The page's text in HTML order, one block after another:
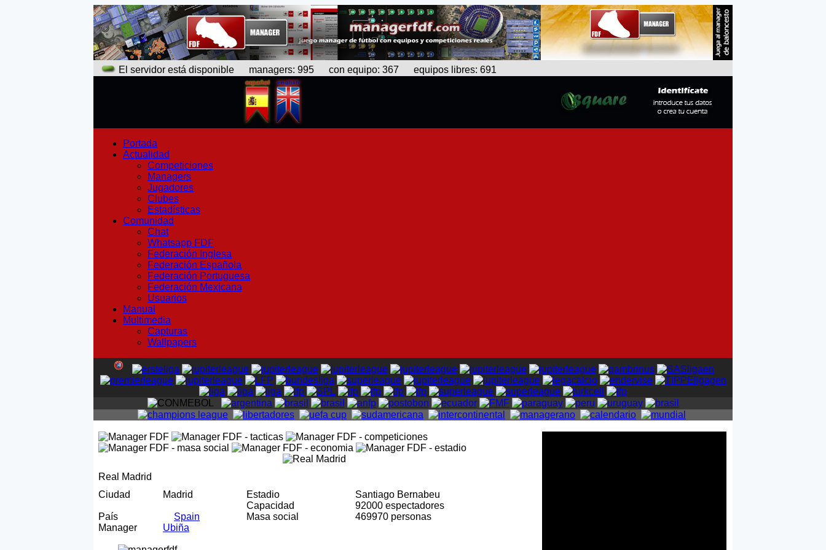
El servidor está disponible managers: 995 con equipo: 367 equipos libres: 691
Portada
Actualidad
Competiciones
Managers
Jugadores
Clubes
Estadísticas
Comunidad
Chat
Whatsapp FDF
Federación Inglesa
Federación Española
Federación Portuguesa
Federación Mexicana
Usuarios
Manual
Multimedia
Capturas
Wallpapers
Real Madrid
Ciudad
Madrid Estadio
Santiago Bernabeu
Capacidad
92000 espectadores
País
Spain Masa social
469970 personas
Manager
Ubiña